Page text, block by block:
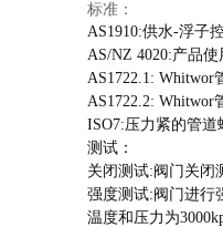
标准：
AS1910:供水-浮子
AS/NZ 4020:产品使
AS1722.1: Whitwor
AS1722.2: Whitwor
ISO7:压力紧的管道
测试：
关闭测试:阀门关闭
强度测试:阀门进行
温度和压力为